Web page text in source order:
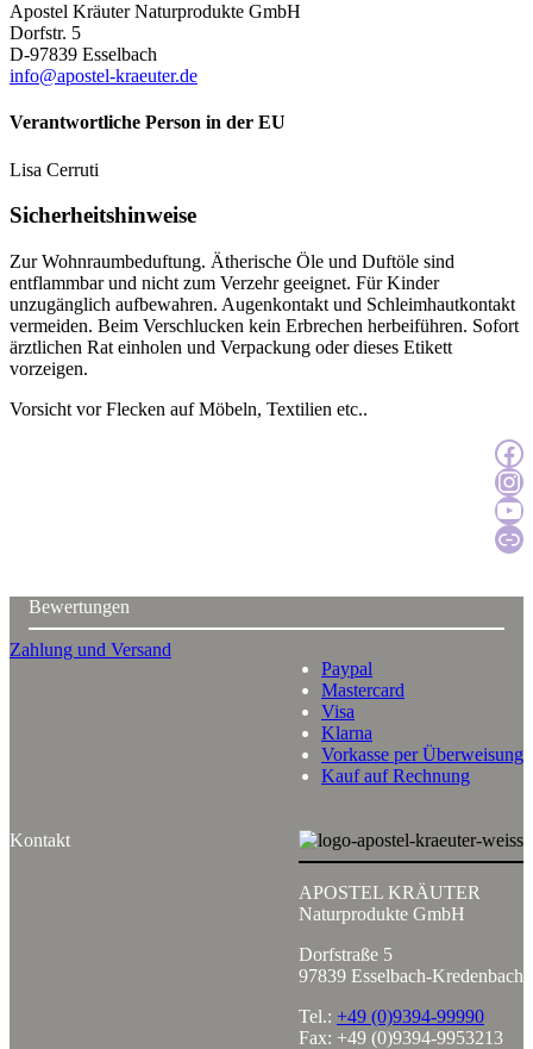
Apostel Kräuter Naturprodukte GmbH
Dorfstr. 5
D-97839 Esselbach
info@apostel-kraeuter.de
Verantwortliche Person in der EU
Lisa Cerruti
Sicherheitshinweise
Zur Wohnraumbeduftung. Ätherische Öle und Duftöle sind
entflammbar und nicht zum Verzehr geeignet. Für Kinder
unzugänglich aufbewahren. Augenkontakt und Schleimhautkontakt
vermeiden. Beim Verschlucken kein Erbrechen herbeiführen. Sofort
ärztlichen Rat einholen und Verpackung oder dieses Etikett
vorzeigen.
Vorsicht vor Flecken auf Möbeln, Textilien etc..
Zur
Zur
Zum
Bewertungen
Zahlung und Versand
Paypal
Mastercard
Visa
Klarna
Vorkasse per Überweisung
Kauf auf Rechnung
Kontakt
APOSTEL KRÄUTER
Naturprodukte GmbH
Dorfstraße 5
97839 Esselbach-Kredenbach
Tel.: +49 (0)9394-99990
Fax: +49 (0)9394-9953213